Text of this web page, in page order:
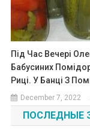
Під Час Вечері
Бабусиних
Риці. У Банці З
December 7, 2022
ПОСЛЕДНЫЕ